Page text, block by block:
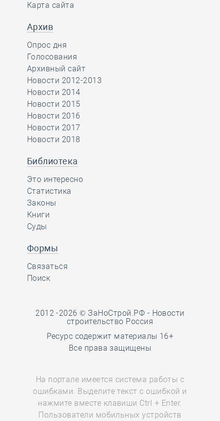
Карта сайта
Архив
Опрос дня
Голосования
Архивный сайт
Новости 2012-2013
Новости 2014
Новости 2015
Новости 2016
Новости 2017
Новости 2018
Библиотека
Это интересно
Статистика
Законы
Книги
Суды
Формы
Связаться
Поиск
2012 -2026 © ЗаНоСтрой.РФ - Новости
строительство Россия
Ресурс содержит материалы 16+
Все права защищены
На портале имеется система работы с
ошибками. Выделите текст с ошибкой и
нажмите вместе клавиши Ctrl + Enter.
Пользователи мобильных устройств